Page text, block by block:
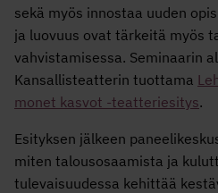
sekä myös innostaa uuden
ja luovuus ovat tärkeitä myös
vahvistamisessa. Seminaarin
Kansallisteatterin tuottama
monet kasvot -teatteriesitys.
Esityksen jälkeen
miten talousosaamista ja
tulevaisuudessa kehittää